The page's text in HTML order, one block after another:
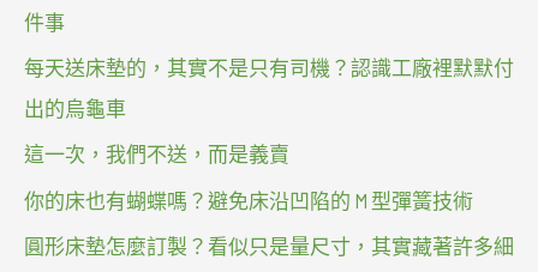
件事
每天送床墊的，其實不是只有司機？認識工廠裡默默付
出的烏龜車
這一次，我們不送，而是義賣
你的床也有蝴蝶嗎？避免床沿凹陷的 M 型彈簧技術
圓形床墊怎麼訂製？看似只是量尺寸，其實藏著許多細